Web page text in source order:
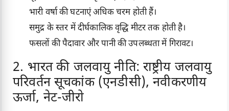
भारी वर्षा की घटनाएं अधिक चरम होती हैं।
समुद्र के स्तर में दीर्घकालिक वृद्धि मीटर तक होती है।
फसलों की पैदावार और पानी की उपलब्धता में गिरावट।
2. भारत की जलवायु नीति: राष्ट्रीय जलवायु
परिवर्तन सूचकांक (एनडीसी), नवीकरणीय
ऊर्जा, नेट-जीरो